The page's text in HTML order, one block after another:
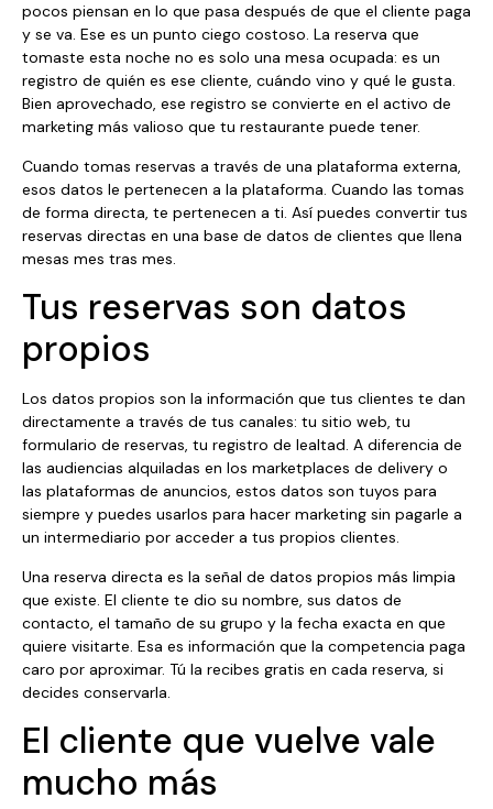
pocos piensan en lo que pasa después de que el cliente paga
y se va. Ese es un punto ciego costoso. La reserva que
tomaste esta noche no es solo una mesa ocupada: es un
registro de quién es ese cliente, cuándo vino y qué le gusta.
Bien aprovechado, ese registro se convierte en el activo de
marketing más valioso que tu restaurante puede tener.
Cuando tomas reservas a través de una plataforma externa,
esos datos le pertenecen a la plataforma. Cuando las tomas
de forma directa, te pertenecen a ti. Así puedes convertir tus
reservas directas en una base de datos de clientes que llena
mesas mes tras mes.
Tus reservas son datos
propios
Los datos propios son la información que tus clientes te dan
directamente a través de tus canales: tu sitio web, tu
formulario de reservas, tu registro de lealtad. A diferencia de
las audiencias alquiladas en los marketplaces de delivery o
las plataformas de anuncios, estos datos son tuyos para
siempre y puedes usarlos para hacer marketing sin pagarle a
un intermediario por acceder a tus propios clientes.
Una reserva directa es la señal de datos propios más limpia
que existe. El cliente te dio su nombre, sus datos de
contacto, el tamaño de su grupo y la fecha exacta en que
quiere visitarte. Esa es información que la competencia paga
caro por aproximar. Tú la recibes gratis en cada reserva, si
decides conservarla.
El cliente que vuelve vale
mucho más